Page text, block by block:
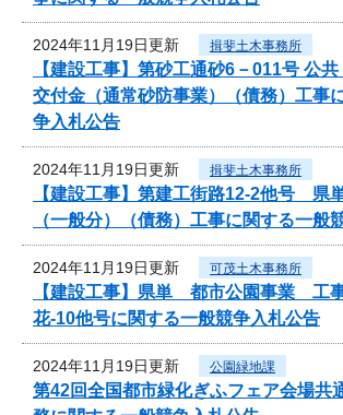
2024年11月19日更新 揖斐土木事務所
【建設工事】第砂工通砂6－011号 公
交付金（通常砂防事業）（債務）工事
争入札公告
2024年11月19日更新 揖斐土木事務所
【建設工事】第建工街路12-2他号
（一般分）（債務）工事に関する一般
2024年11月19日更新 可茂土木事務所
【建設工事】県単 都市公園事業 工
花-10他号に関する一般競争入札公告
2024年11月19日更新 公園緑地課
第42回全国都市緑化ぎふフェア会場共